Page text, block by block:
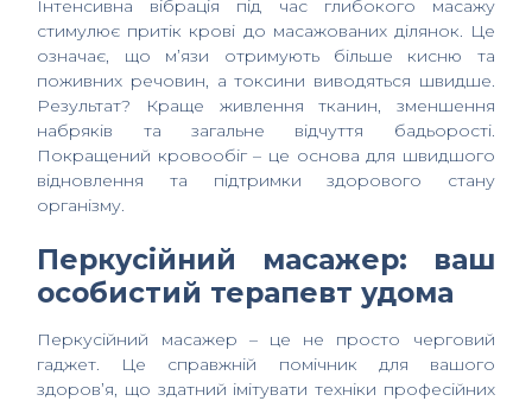
Інтенсивна вібрація під час глибокого масажу
стимулює притік крові до масажованих ділянок. Це
означає, що м’язи отримують більше кисню та
поживних речовин, а токсини виводяться швидше.
Результат? Краще живлення тканин, зменшення
набряків та загальне відчуття бадьорості.
Покращений кровообіг – це основа для швидшого
відновлення та підтримки здорового стану
організму.
Перкусійний масажер: ваш
особистий терапевт удома
Перкусійний масажер – це не просто черговий
гаджет. Це справжній помічник для вашого
здоров’я, що здатний імітувати техніки професійних